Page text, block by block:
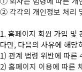
② 각각의 개인정보 처리
1. 홈페이지 회원 가입 및
다만, 다음의 사유에 해당
1) 관계 법령 위반에 따른
2) 홈페이지 이용에 따른